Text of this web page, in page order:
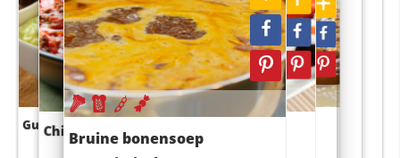
Guacamole
Chili con carne
Bruine bonensoep
Sushi rijstsalade
maaltijdsalade